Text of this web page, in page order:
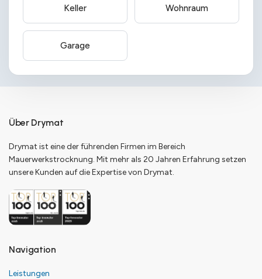
Keller Wohnraum
Garage
Über Drymat
Drymat ist eine der führenden Firmen im Bereich
Mauerwerkstrocknung. Mit mehr als 20 Jahren Erfahrung setzen
unsere Kunden auf die Expertise von Drymat.
Navigation
Leistungen